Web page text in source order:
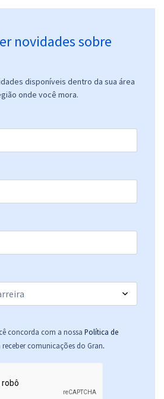
novidades sobre
disponíveis dentro da sua área
onde você mora.
concorda com a nossa Política de
receber comunicações do Gran.